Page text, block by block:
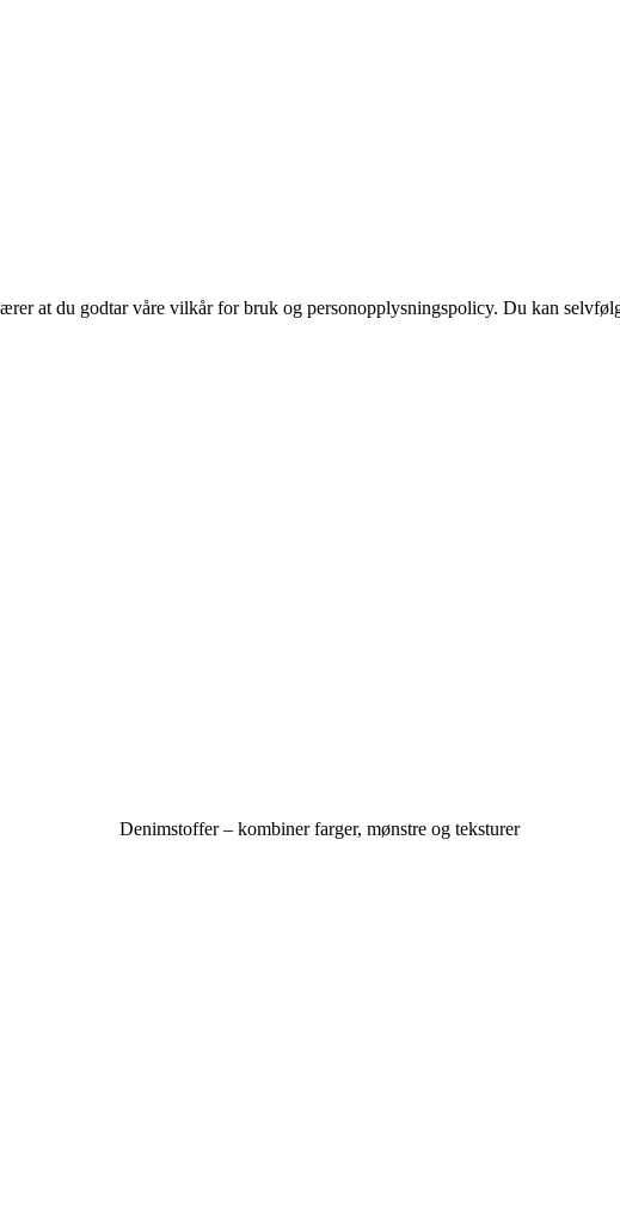
at du godtar våre vilkår for bruk og personopplysningspolicy. Du kan
Denimstoffer – kombiner farger, mønstre og teksturer